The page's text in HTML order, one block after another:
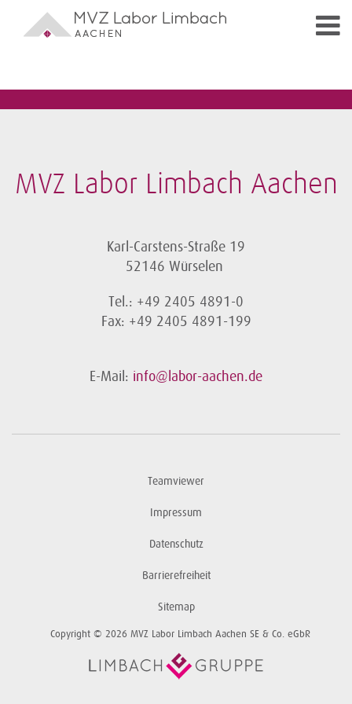
MVZ Labor Limbach Aachen
Karl-Carstens-Straße 19
52146 Würselen
Tel.: +49 2405 4891-0
Fax: +49 2405 4891-199
E-Mail: info@labor-aachen.de
Teamviewer
Impressum
Datenschutz
Barrierefreiheit
Sitemap
Copyright © 2026 MVZ Labor Limbach Aachen SE & Co. eGbR